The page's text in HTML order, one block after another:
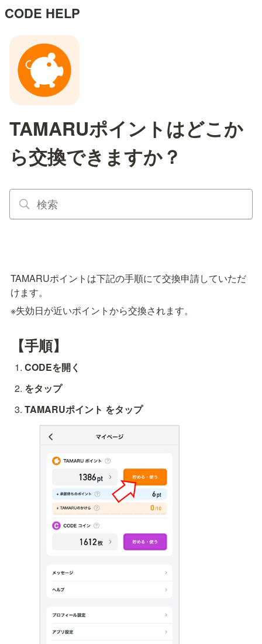
CODE HELP
TAMARUポイントはどこか
ら交換できますか？
TAMARUポイントは下記の手順にて交換申請していただ
けます。
※失効日が近いポイントから交換されます。
【手順】
CODEを開く
をタップ
TAMARUポイント をタップ